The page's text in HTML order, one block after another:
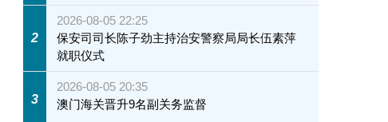
2
2026-08-05 22:25
保安司司长陈子劲主持治安警察局局长伍素萍
就职仪式
3
2026-08-05 20:35
澳门海关晋升9名副关务监督